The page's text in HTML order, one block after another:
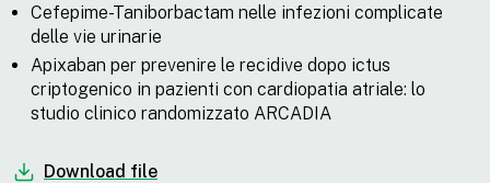
Cefepime-Taniborbactam nelle infezioni complicate
delle vie urinarie
Apixaban per prevenire le recidive dopo ictus
criptogenico in pazienti con cardiopatia atriale: lo
studio clinico randomizzato ARCADIA
Download file